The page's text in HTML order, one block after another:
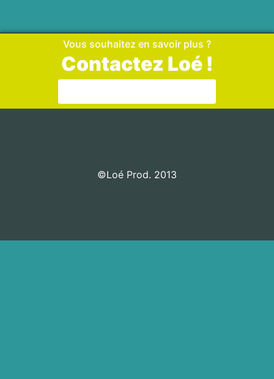
Vous souhaitez en savoir plus ?
Contactez Loé !
©Loé Prod. 2013